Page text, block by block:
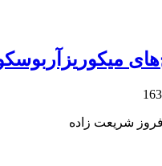
شریعت زاده